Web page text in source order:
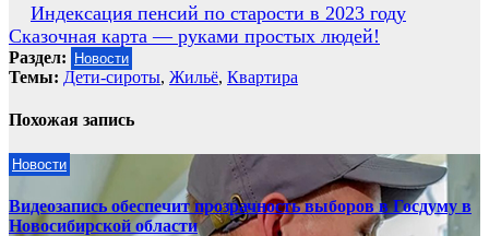
Навигация
по
записям
Индексация пенсий по старости в 2023 году
Сказочная карта — руками простых людей!
Раздел: Новости
Темы: Дети-сироты, Жильё, Квартира
Похожая запись
Новости
Видеозапись обеспечит прозрачность выборов в Госдуму в
Новосибирской области